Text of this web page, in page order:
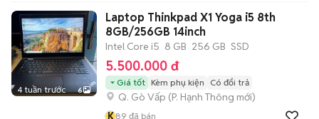
4 tuần trước 6
Laptop Thinkpad X1 Yoga i5 8th
8GB/256GB 14inch
Intel Core i5 8 GB 256 GB SSD
5.500.000 đ
Giá tốt Kèm phụ kiện Có đổi trả
Q. Gò Vấp (P. Hạnh Thông mới)
K89 đã bán